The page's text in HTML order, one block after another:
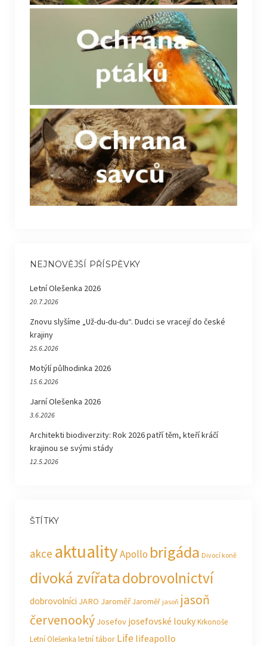
NEJNOVĚJŠÍ PŘÍSPĚVKY
Letní Olešenka 2026
20.7.2026
Znovu slyšíme „Už-du-du-du“. Dudci se vracejí do české
krajiny
25.6.2026
Motýlí půlhodinka 2026
15.6.2026
Jarní Olešenka 2026
3.6.2026
Architekti biodiverzity: Rok 2026 patří těm, kteří kráčí
krajinou se svými stády
12.5.2026
ŠTÍTKY
akce aktualityApollo brigáda Divocí koně
divoká zvířatadobrovolnictví
dobrovolníci JARO JaroměřJaroměř jasoň jasoň
červenooký Josefov josefovské loukyKrkonoše
Letní Olešenka letní tábor Life lifeapollo